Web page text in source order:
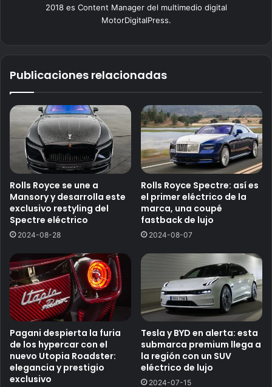
2018 es Content Manager del multimedio digital
MotorDigitalPress.
Publicaciones relacionadas
Rolls Royce se une a
Mansory y desarrolla este
exclusivo restyling del
Spectre eléctrico
2024-08-28
Rolls Royce Spectre: así es
el primer eléctrico de la
marca, una coupé
fastback de lujo
2024-08-07
Pagani despierta la furia
de los hypercar con el
nuevo Utopia Roadster:
elegancia y prestigio
exclusivo
Tesla y BYD en alerta: esta
submarca premium llega a
la región con un SUV
eléctrico de lujo
2024-07-15